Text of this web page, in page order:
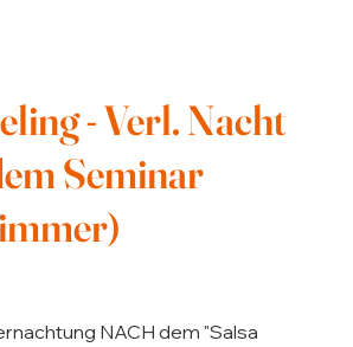
- Verl. Nacht
Seminar
NACH dem "Salsa